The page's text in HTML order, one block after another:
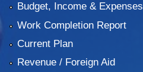
Budget, Income & Expenses
Work Completion Report
Current Plan
Revenue / Foreign Aid